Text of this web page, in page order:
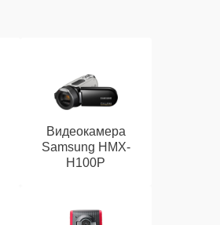
Видеокамера
Samsung HMX-
H100P